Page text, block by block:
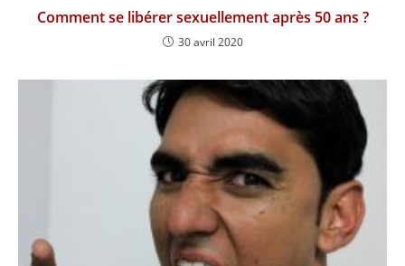
Comment se libérer sexuellement après 50 ans ?
30 avril 2020